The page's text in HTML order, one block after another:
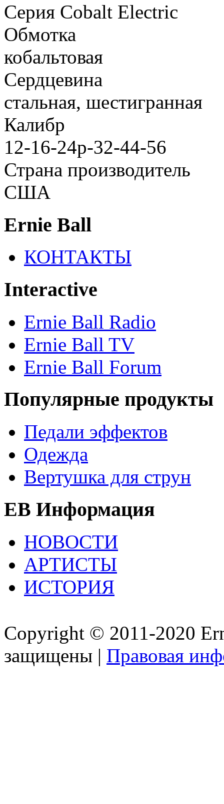
Серия Cobalt Electric
Обмотка
кобальтовая
Сердцевина
стальная, шестигранная
Калибр
12-16-24p-32-44-56
Страна производитель
США
Ernie Ball
КОНТАКТЫ
Interactive
Ernie Ball Radio
Ernie Ball TV
Ernie Ball Forum
Популярные продукты
Педали эффектов
Одежда
Вертушка для струн
EB Информация
НОВОСТИ
АРТИСТЫ
ИСТОРИЯ
Copyright © 2011-2020
защищены | Правовая